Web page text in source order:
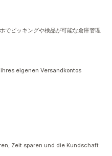
でピッキングや検品が可能な倉庫管理
eigenen Versandkontos
Zeit sparen und die Kundschaft